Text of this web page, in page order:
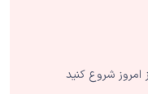
شروع کنید